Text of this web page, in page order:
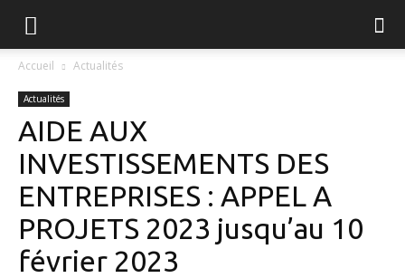
FGVB
Accueil Actualités
Actualités
AIDE AUX
INVESTISSEMENTS DES
ENTREPRISES : APPEL A
PROJETS 2023 jusqu’au 10
février 2023